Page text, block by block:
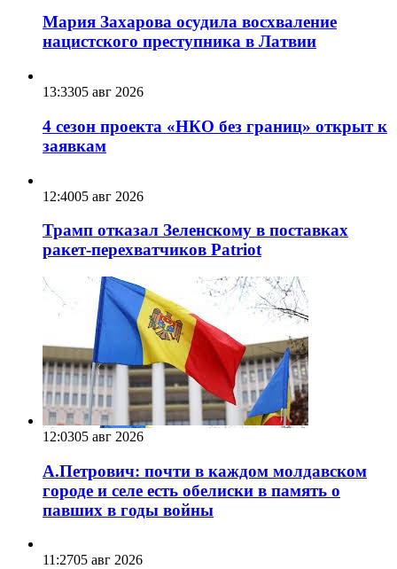
Мария Захарова осудила восхваление
нацистского преступника в Латвии
13:3305 авг 2026
4 сезон проекта «НКО без границ» открыт к
заявкам
12:4005 авг 2026
Трамп отказал Зеленскому в поставках
ракет-перехватчиков Patriot
12:0305 авг 2026
А.Петрович: почти в каждом молдавском
городе и селе есть обелиски в память о
павших в годы войны
11:2705 авг 2026